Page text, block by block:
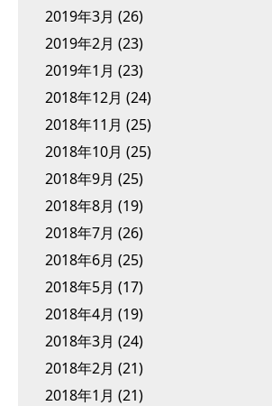
2019年3月 (26)
2019年2月 (23)
2019年1月 (23)
2018年12月 (24)
2018年11月 (25)
2018年10月 (25)
2018年9月 (25)
2018年8月 (19)
2018年7月 (26)
2018年6月 (25)
2018年5月 (17)
2018年4月 (19)
2018年3月 (24)
2018年2月 (21)
2018年1月 (21)